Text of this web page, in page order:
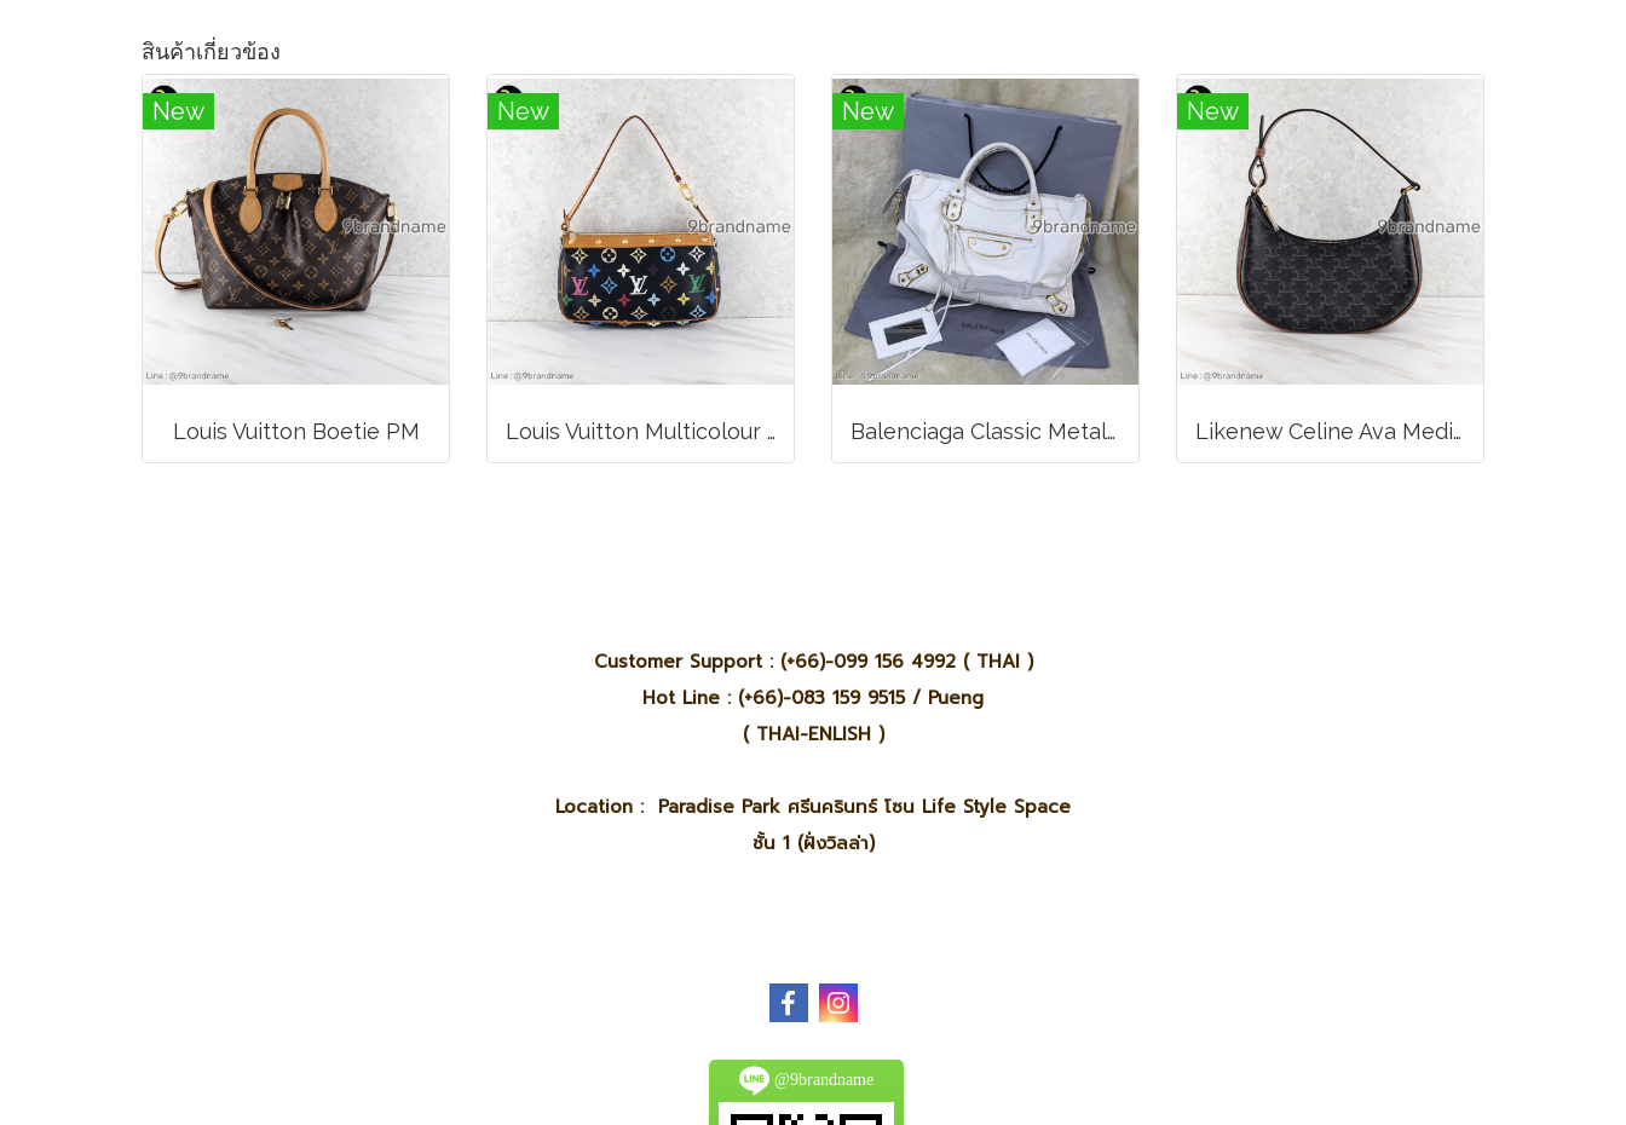
สินค้าเกี่ยวข้อง
New
Louis Vuitton Boetie PM
New
Louis Vuitton Multicolour Pochette Canvas
New
Balenciaga Classic Metallic Edge City Bag
New
Likenew Celine Ava Medium Triomphe Canvas
Customer Support : (+66)-099 156 4992 ( THAI )
Hot Line : (+66)-083 159 9515 / Pueng
( THAI-ENLISH )
Location : Paradise Park ศรีนครินทร์ โซน Life Style Space
ชั้น 1 (ฝั่งวิลล่า)
@9brandname